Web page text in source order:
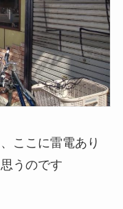
ここに雷電あり
うのです